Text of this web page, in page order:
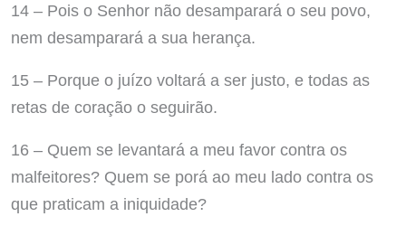
14 – Pois o Senhor não desamparará o seu povo,
nem desamparará a sua herança.
15 – Porque o juízo voltará a ser justo, e todas as
retas de coração o seguirão.
16 – Quem se levantará a meu favor contra os
malfeitores? Quem se porá ao meu lado contra os
que praticam a iniquidade?